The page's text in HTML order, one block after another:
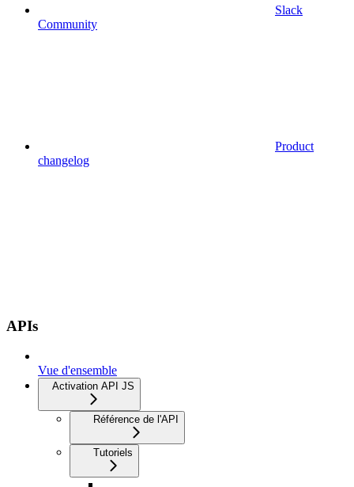
Slack
Community
Product
changelog
APIs
Vue d'ensemble
Activation API JS
Référence de l'API
Tutoriels